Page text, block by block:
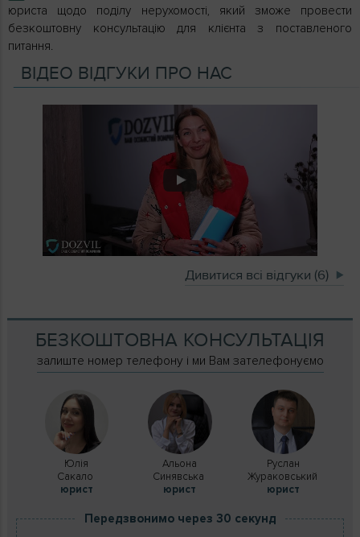
юриста щодо поділу нерухомості, який зможе провести
безкоштовну консультацію для клієнта з поставленого
питання.
ВІДЕО ВІДГУКИ ПРО НАС
Дивитися всі відгуки (6)
БЕЗКОШТОВНА КОНСУЛЬТАЦІЯ
залиште номер телефону і ми Вам зателефонуємо
Юлія
Сакало
юрист
Альона
Синявська
юрист
Руслан
Жураковський
юрист
Передзвонимо через 30 секунд